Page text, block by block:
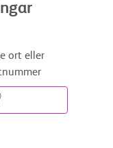
ort eller